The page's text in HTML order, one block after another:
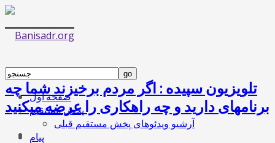
صفحه اول
پخش مستقیم
آرشیو ویدئوهای پخش مستقیم قبلی
پیام
تلویزیون سپیده : اگر مردم برخیزند شما چه
برنامه­ای دارید و چه راهکاری را عرضه می­کنید